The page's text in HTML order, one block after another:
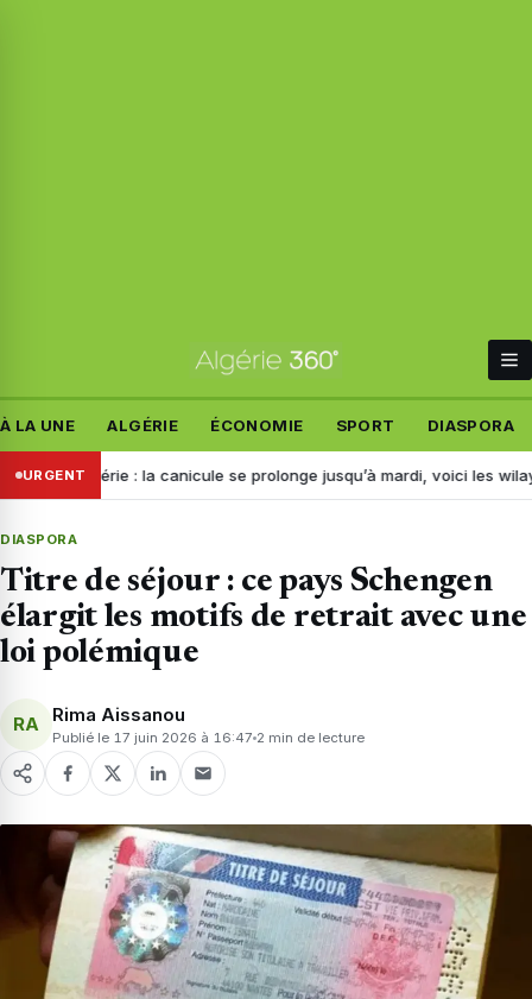
À LA UNE ALGÉRIE ÉCONOMIE SPORT DIASPORA
URGENT
Algérie : la canicule se prolonge jusqu’à mardi, voici les wilayas
DIASPORA
Titre de séjour : ce pays Schengen
élargit les motifs de retrait avec une
loi polémique
RA Rima Aissanou
Publié le 17 juin 2026 à 16:47 2 min de lecture